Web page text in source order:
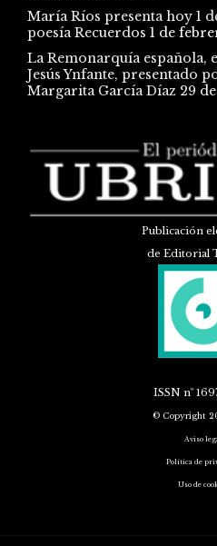
María Ríos presenta hoy 1
poesía Recuerdos 1 de
La Remonarquía española,
Jesús Ynfante, presentado
Margarita García Díaz 29
Publicación
de Editorial
ISSN nº
© Copyright
Aviso
Política de
Uso de